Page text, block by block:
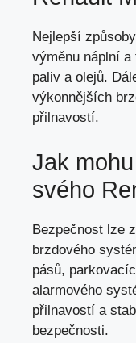
Nejlepší
výměnu náplní
paliv a olejů.
výkonnějších
přilnavostí.
Jak
svého
Bezpečnost lze
brzdového
pásů,
alarmového
přilnavostí a
bezpečnosti.